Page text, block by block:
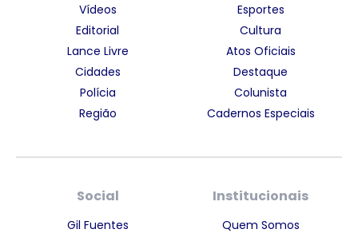
Vídeos
Editorial
Lance Livre
Cidades
Polícia
Região
Esportes
Cultura
Atos Oficiais
Destaque
Colunista
Cadernos Especiais
Social
Gil Fuentes
Institucionais
Quem Somos